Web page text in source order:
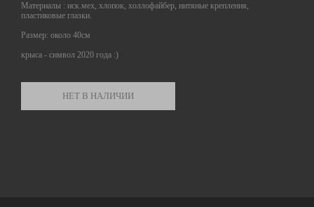
Материалы : иск.мех, хлопок, холлофайбер, нитяные крепления,
пластиковые глазки.
Размер: около 40см
крыса - символ 2020 года :)
НЕТ В НАЛИЧИИ